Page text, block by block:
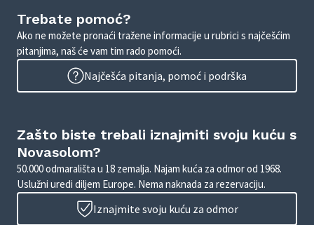
Trebate pomoć?
Ako ne možete pronaći tražene informacije u rubrici s najčešćim
pitanjima, naš će vam tim rado pomoći.
Najčešća pitanja, pomoć i podrška
Zašto biste trebali iznajmiti svoju kuću s
Novasolom?
50.000 odmarališta u 18 zemalja. Najam kuća za odmor od 1968.
Uslužni uredi diljem Europe. Nema naknada za rezervaciju.
Iznajmite svoju kuću za odmor